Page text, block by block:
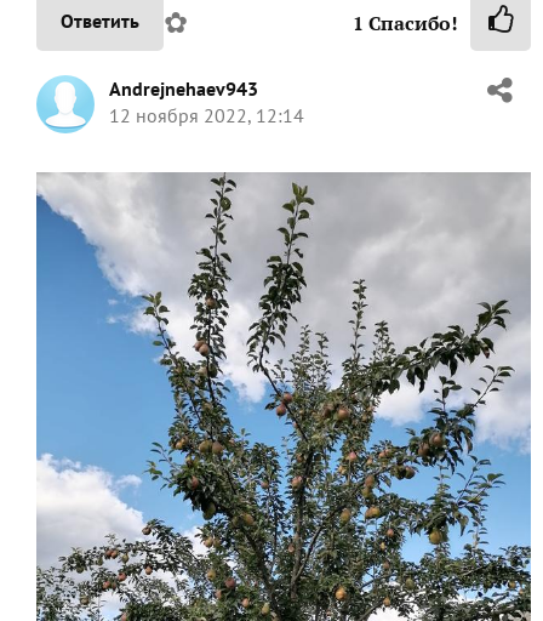
Ответить ✿ 1 Спасибо!
Andrejnehaev943
12 ноября 2022, 12:14